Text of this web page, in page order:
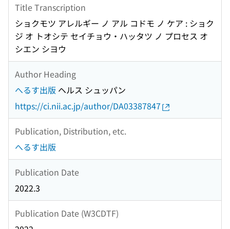
Title Transcription
ショクモツ アレルギー ノ アル コドモ ノ ケア : ショク
ジ オ トオシテ セイチョウ・ハッタツ ノ プロセス オ
シエン シヨウ
Author Heading
へるす出版 ヘルス シュッパン
https://ci.nii.ac.jp/author/DA03387847
Publication, Distribution, etc.
へるす出版
Publication Date
2022.3
Publication Date (W3CDTF)